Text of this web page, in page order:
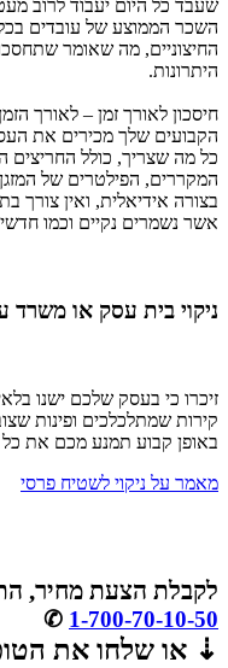
שעבד כל היום יעבוד לרוב
השכר הממוצע של עובדים
החיצוניים, מה שאומר
היתרונות.
חיסכון לאורך זמן – לאורך
הקבועים שלך מכירים את
כל מה שצריך, כולל החריצים
המקררים, הפילטרים של
בצורה אידיאלית, ואין צורך
אשר נשמרים נקיים וכמו
ניקוי בית עסק או משרד
זיכרו כי בעסק שלכם ישנו
קירות שמתלכלכים ופינות
באופן קבוע תמנע מכם את כל
מאמר על ניקוי לשטיח פרסי
לקבלת הצעת מחיר,
1-700-70-10-50
✆
⇣ או שלחו את